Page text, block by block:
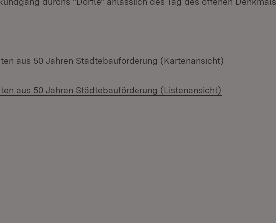
aus 50 Jahren Städtebauförderung (Kartenansicht)
aus 50 Jahren Städtebauförderung (Listenansicht)